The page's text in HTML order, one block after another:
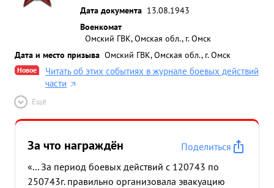
Дата документа 13.08.1943
Военкомат
Омский ГВК, Омская обл., г. Омск
Дата и место призыва Омский ГВК, Омская обл., г. Омск
Новое
Читать об этих событиях в журнале боевых действий
части
Ещё
За что награждён
Поделиться
«... За период боевых действий с 120743 по
250743г. правильно организовала эвакуацию